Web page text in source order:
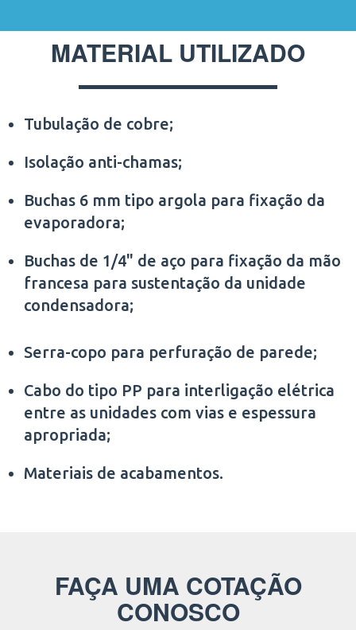
MATERIAL UTILIZADO
Tubulação de cobre;
Isolação anti-chamas;
Buchas 6 mm tipo argola para fixação da
evaporadora;
Buchas de 1/4" de aço para fixação da mão
francesa para sustentação da unidade
condensadora;
Serra-copo para perfuração de parede;
Cabo do tipo PP para interligação elétrica
entre as unidades com vias e espessura
apropriada;
Materiais de acabamentos.
FAÇA UMA COTAÇÃO
CONOSCO